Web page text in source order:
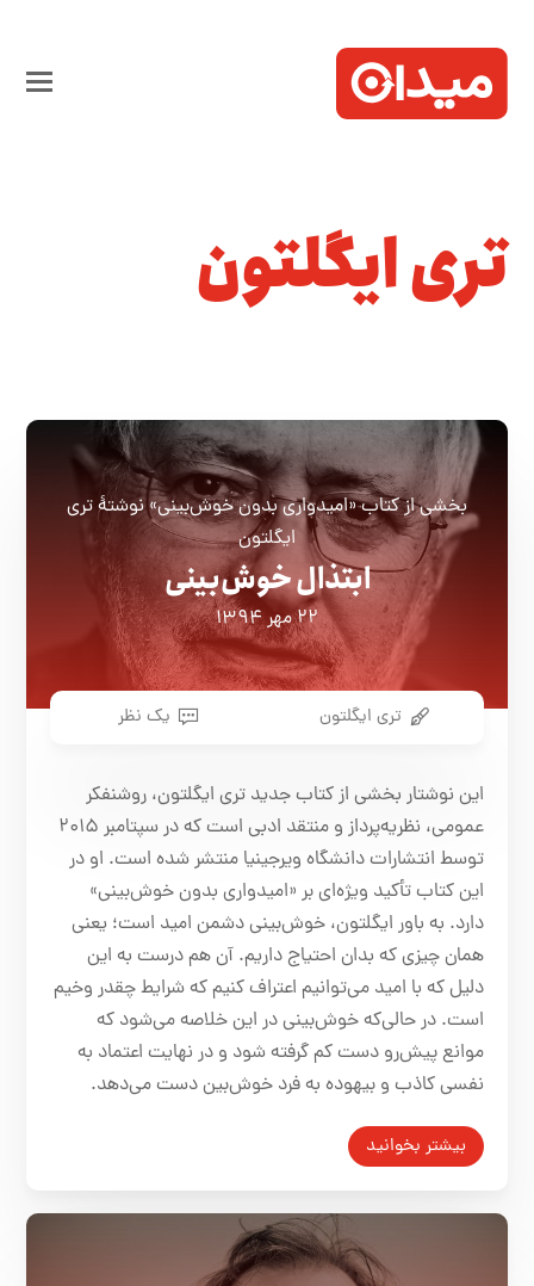
تری ایگلتون
بخشی از کتاب «امیدواری بدون خوش‌بینی» نوشتهٔ تری
ایگلتون
ابتذال خوش‌بینی
۲۲ مهر ۱۳۹۴
تری ایگلتون یک نظر
این نوشتار بخشی از کتاب جدید تری ایگلتون، روشنفکر
عمومی، نظریه‌پرداز و منتقد ادبی است که در سپتامبر ۲۰۱۵
توسط انتشارات دانشگاه ویرجینیا منتشر شده است. او در
این کتاب تأکید ویژه‌ای بر «امیدواری بدون خوش‌بینی»
دارد. به باور ایگلتون، خوش‌بینی دشمن امید است؛ یعنی
همان چیزی که بدان احتیاج داریم. آن هم درست به این
دلیل که با امید می‌توانیم اعتراف کنیم که شرایط چقدر وخیم
است. در حالی‌که خوش‌بینی در این خلاصه می‌شود که
موانع پیش‌رو دست کم گرفته شود و در نهایت اعتماد به
نفسی کاذب و بیهوده به فرد خوش‌بین دست می‌دهد.
بیشتر بخوانید